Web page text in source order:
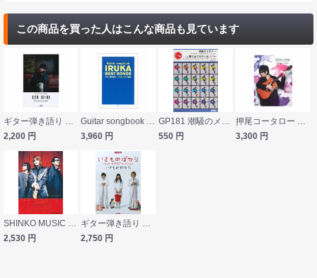
この商品を買った人はこんな商品も見ています
ギター弾き語り 家入レオ 5th Anniversary Best ドレミ楽譜出版社
2,200 円
Guitar songbook イルカ ベスト曲集 ケイエムピー
3,960 円
GP181 潮騒のメモリー 暦の上ではディセンバー NHK連続テレビ小説「あまちゃん」 ギターピース フェアリー
550 円
押尾コータロー KTRxGTR TAB譜付スコア ドレミ楽譜出版社
3,300 円
SHINKO MUSIC アルフィー/Songbook/ギター弾き語り
2,530 円
ギター弾き語り いきものがかり いきものばかり 〜メンバーズBESTセレクション〜 ドレミ楽譜出版社
2,750 円